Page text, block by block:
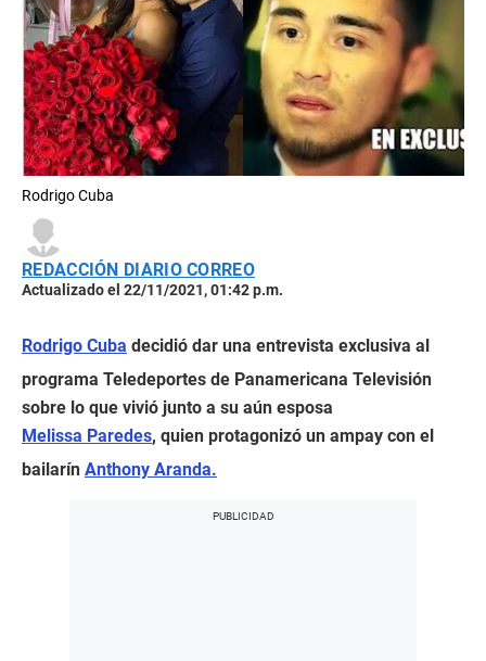
Rodrigo Cuba
REDACCIÓN DIARIO CORREO
Actualizado el 22/11/2021, 01:42 p.m.
Rodrigo Cuba decidió dar una entrevista exclusiva al
programa Teledeportes de Panamericana Televisión
sobre lo que vivió junto a su aún esposa
Melissa Paredes, quien protagonizó un ampay con el
bailarín Anthony Aranda.